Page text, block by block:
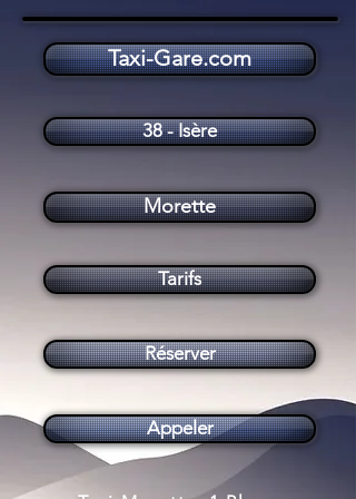
Tarifs
Taxi Morette (38210)
Morette
Taxi-Gare.com
Réserver
Appeler
38 - Isère